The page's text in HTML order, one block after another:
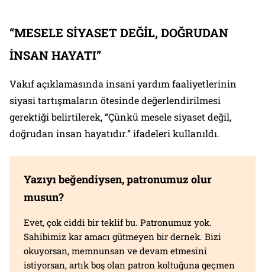
“MESELE SİYASET DEĞİL, DOĞRUDAN
İNSAN HAYATI”
Vakıf açıklamasında insani yardım faaliyetlerinin
siyasi tartışmaların ötesinde değerlendirilmesi
gerektiği belirtilerek, “Çünkü mesele siyaset değil,
doğrudan insan hayatıdır.” ifadeleri kullanıldı.
Yazıyı beğendiysen, patronumuz olur
musun?
Evet, çok ciddi bir teklif bu. Patronumuz yok.
Sahibimiz kar amacı gütmeyen bir dernek. Bizi
okuyorsan, memnunsan ve devam etmesini
istiyorsan, artık boş olan patron koltuğuna geçmen